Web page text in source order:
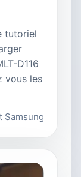
tutoriel
D116
vous les
Samsung